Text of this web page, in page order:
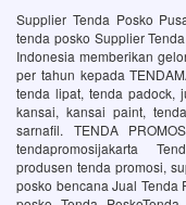
Supplier Tenda Posko
tenda posko Supplier
Indonesia memberikan
per tahun kepada
tenda lipat, tenda padock,
kansai, kansai paint,
sarnafil. TENDA
tendapromosijakarta
produsen tenda promosi,
posko bencana Jual Tenda